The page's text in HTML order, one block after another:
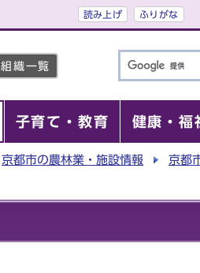
読み上げ ふりがな
組織一覧
子育て・教育 健康・福
京都市の農林業・施設情報
京都